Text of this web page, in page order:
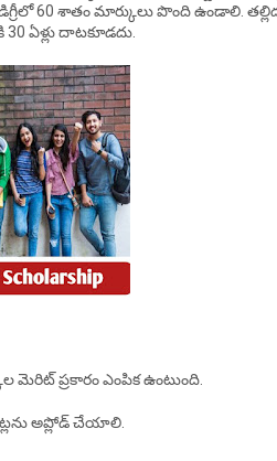
60 శాతం మార్కులు పొంది ఉండాలి.
ఏళ్లు దాటకూడదు.
మెరిట్ ప్రకారం ఎంపిక ఉంటుంది.
అప్లోడ్ చేయాలి.